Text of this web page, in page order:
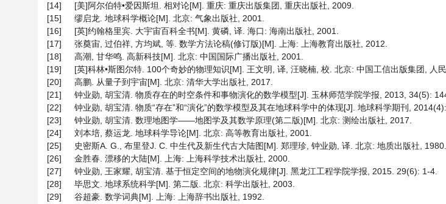
[14]
[美]阿尔伯特•爱因斯坦. 相对论[M]. 重庆: 重庆出版集团, 重庆出版社, 2009.
[15]
缪启龙. 地球科学概论[M]. 北京: 气象出版社, 2001.
[16]
[英]约翰格里宾. 大宇宙百科全书[M]. 黄磷, 译. 海口: 海南出版社, 2001.
[17]
张奠宙, 过伯祥, 方均斌, 等. 数学方法论稿(修订版)[M]. 上海: 上海教育出版社, 2012.
[18]
高潮, 甘华鸣. 高新科技[M]. 北京: 中国国际广播出版社, 2001.
[19]
[英]科林•斯图尔特. 100个奇妙的物理知识[M]. 王文明, 译, 汪晓楠, 校. 北京: 中国工信出版集团, 人
[20]
高鹏. 从量子到宇宙[M]. 北京: 清华大学出版社, 2017.
[21]
钟业勋, 胡宝清. 物质存在的时空条件和事物演化的数学模型[J]. 玉林师范学院学报, 2013, 34(5):
[22]
钟业勋, 胡宝清. 物质“存在”和“演化”的数学模型及其在地球科学中的体现[J]. 地球科学期刊,
[23]
钟业勋, 胡宝清. 数理地图学——地图学及其数学原理(第二版)[M]. 北京: 测绘出版社, 2017.
[24]
刘本培, 蔡运龙. 地球科学导论[M]. 北京: 高等教育出版社, 2001.
[25]
史密斯A. G., 布里登J. C. 中生代及新生代古大陆图[M]. 郑理珍, 钟业勋, 译. 北京: 地质出版社, 1980.
[26]
金胜春. 漂移的大陆[M]. 上海: 上海科学技术出版社, 2000.
[27]
钟业勋, 王家耀, 胡宝清. 基于恒定空间的地物演化规律[J]. 黑龙江工程学院学报, 2015. 29(6): 1-4.
[28]
毕思文. 地球系统科学[M]. 第二版. 北京: 科学出版社, 2003.
[29]
谷超豪. 数学词典[M]. 上海: 上海辞书出版社, 1992.